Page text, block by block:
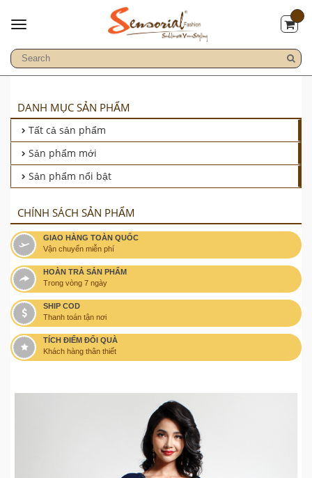
DANH MỤC SẢN PHẨM
Tất cả sản phẩm
Sản phẩm mới
Sản phẩm nổi bật
CHÍNH SÁCH SẢN PHẨM
GIAO HÀNG TOÀN QUỐC
Vận chuyển miễn phí
HOÀN TRẢ SẢN PHẨM
Trong vòng 7 ngày
SHIP COD
Thanh toán tận nơi
TÍCH ĐIỂM ĐỔI QUÀ
Khách hàng thân thiết